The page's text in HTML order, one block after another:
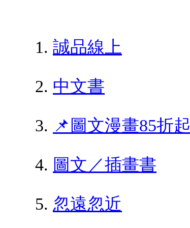
誠品線上
中文書
📌圖文漫畫85折起
圖文／插畫書
忽遠忽近